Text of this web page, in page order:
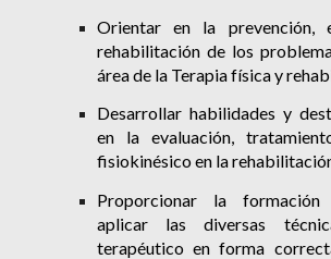
Orientar en la prevención,
rehabilitación de los
área de la Terapia física y
Desarrollar habilidades y
en la evaluación,
fisiokinésico en la
Proporcionar la formación
aplicar las diversas
terapéutico en forma